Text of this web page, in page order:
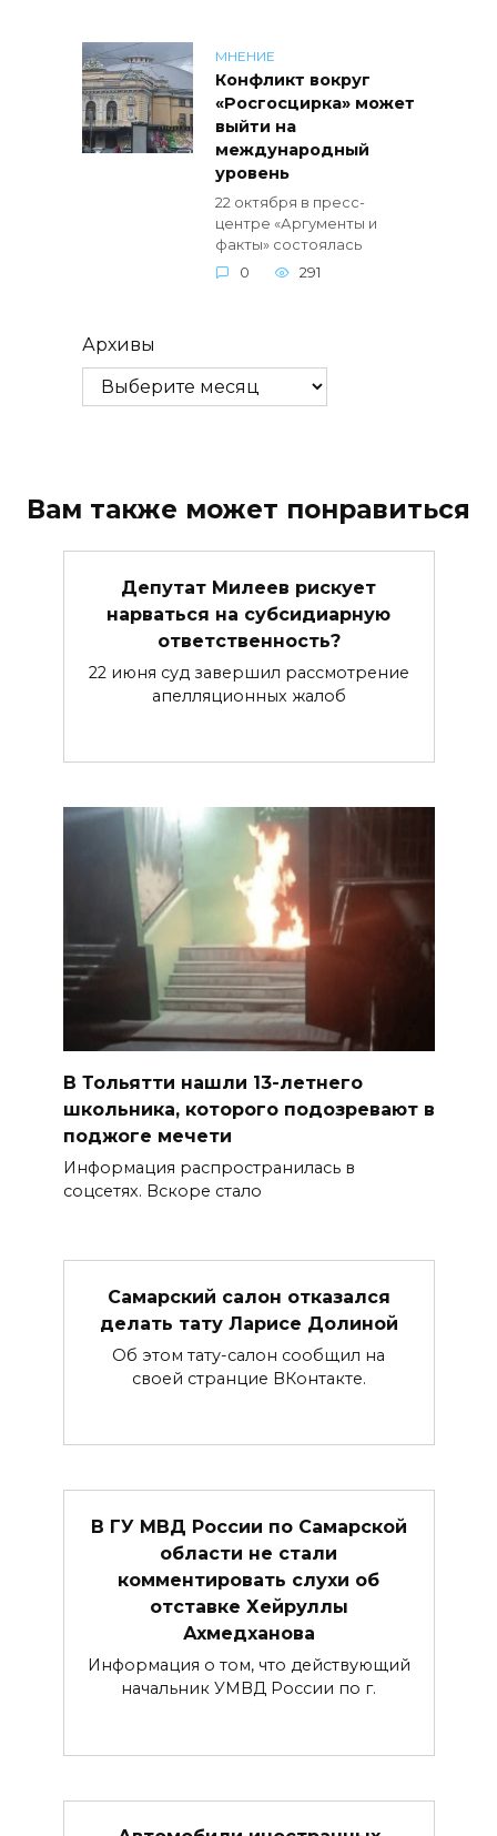
МНЕНИЕ
Конфликт вокруг
«Росгосцирка» может
выйти на
международный
уровень
22 октября в пресс-
центре «Аргументы и
факты» состоялась
0
291
Архивы
Вам также может понравиться
Депутат Милеев рискует
нарваться на субсидиарную
ответственность?
22 июня суд завершил рассмотрение
апелляционных жалоб
В Тольятти нашли 13-летнего
школьника, которого подозревают в
поджоге мечети
Информация распространилась в
соцсетях. Вскоре стало
Самарский салон отказался
делать тату Ларисе Долиной
Об этом тату-салон сообщил на
своей странцие ВКонтакте.
В ГУ МВД России по Самарской
области не стали
комментировать слухи об
отставке Хейруллы
Ахмедханова
Информация о том, что действующий
начальник УМВД России по г.